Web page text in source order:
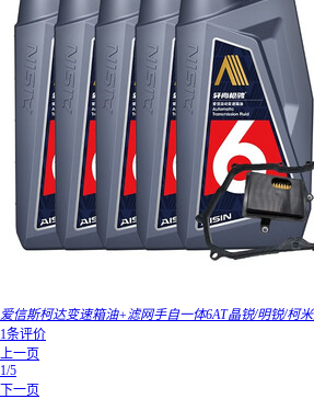
爱信斯柯达变速箱油+滤网手自一体6AT晶锐/明锐/柯
1条评价
上一页
1/5
下一页